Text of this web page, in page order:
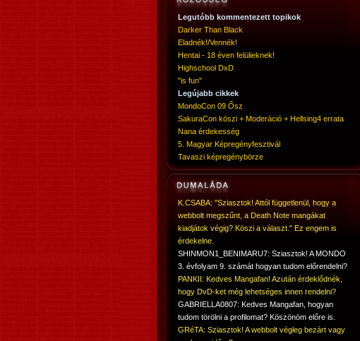
Legutóbb kommentezett topikok
Darker Than Black
Eladnék!/Vennék!
Hentai - 18 éven felülieknek!
Highschool DxD
"is fun"
Legújabb cikkek
MondoCon 09 Ősz
SakuraCon köszi + Moderáció + Hellsing4 errata
Nana érdekesség
5. Magyar Képregényfesztivál
Tavaszi képregénybörze
K.CSABA: "Sziasztok! Attól függetlenül, hogy a
webbolt megszűnt, a Death Note mangákat
kiadjátok végig? Köszi a választ." Ez engem is
érdekelne.
SHINMON1_BENIMARU7: Sziasztok! A MONDO
3. évfolyam 9. számát hogyan tudom előrendelni?
PANKII: Kedves Mangafan! Azután érdeklődnék,
hogy DvD-ket még lehetséges innen rendelni?
GABRIELLA0807: Kedves Mangafan, hogyan
tudom törölni a profilomat? Köszönöm előre is.
GRéTA: Sziasztok! A webbolt végleg bezárt vagy